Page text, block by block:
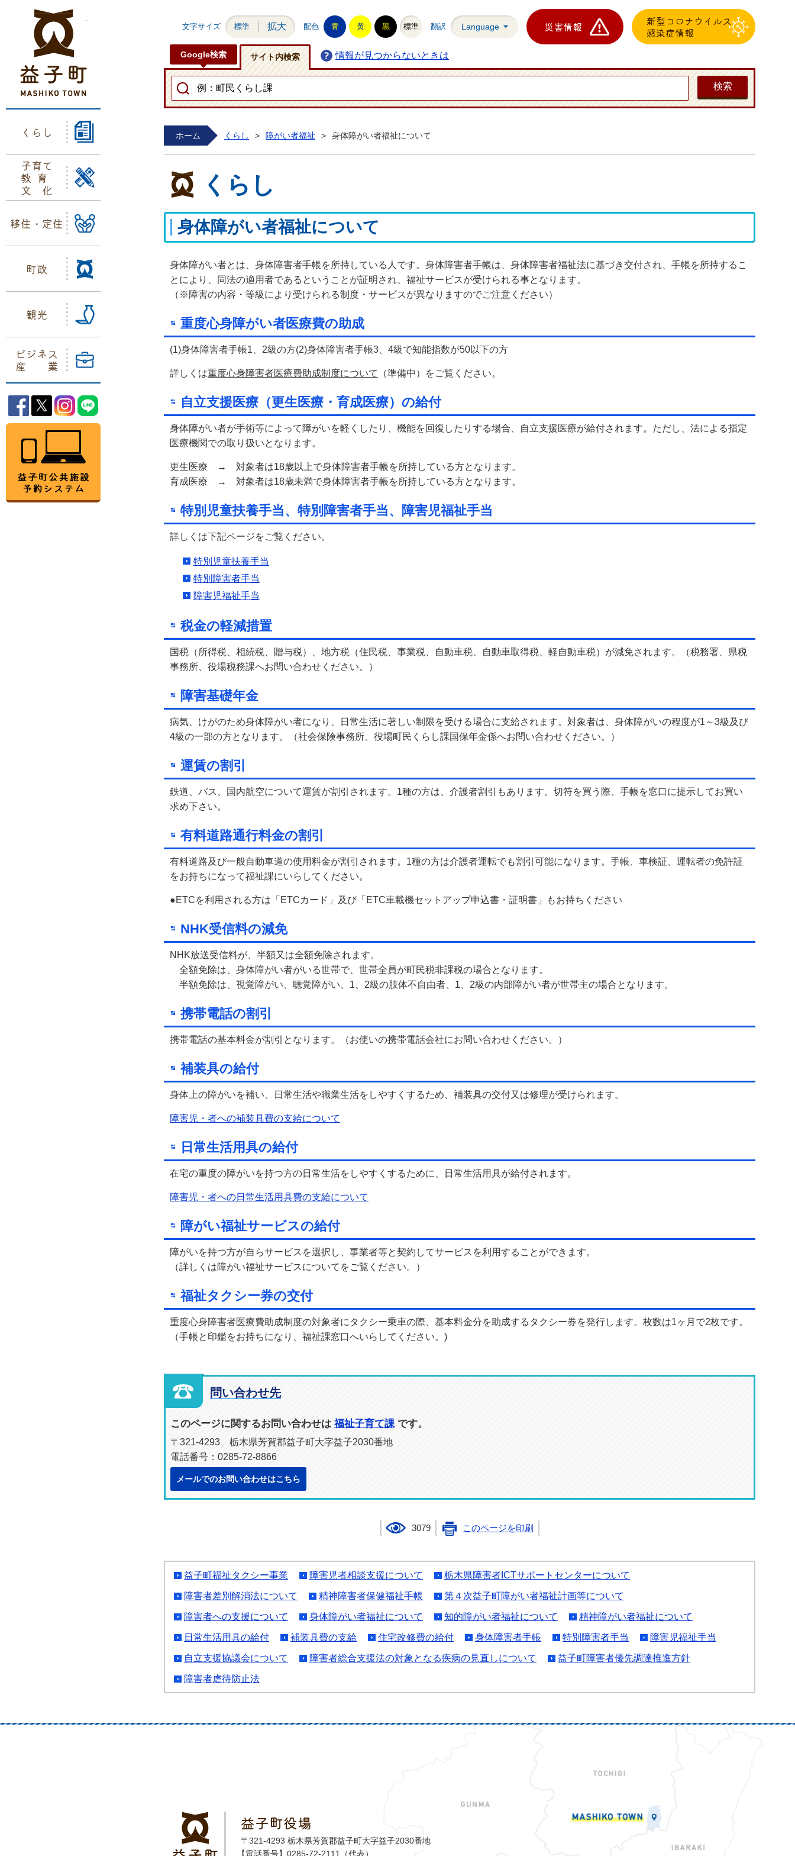
くらし
子育て
教育
文化
移住・定住
町政
観光
ビジネス
産業
益子町Facebook
益子町Twitter
益子町Instagram
益子町公共施設予約システム
文字サイズ 標準 拡大 配色 青 黄 黒 標準 翻訳 Language 災害情報
新型コロナウイルス
感染症情報
Google検索 サイト内検索 情報が見つからないときは
ホーム くらし > 障がい者福祉 > 身体障がい者福祉について
くらし
身体障がい者福祉について
身体障がい者とは、身体障害者手帳を所持している人です。身体障害者手帳は、身体障害者福祉法に基づき交付され、手帳を所持するこ
とにより、同法の適用者であるということが証明され、福祉サービスが受けられる事となります。
（※障害の内容・等級により受けられる制度・サービスが異なりますのでご注意ください）
重度心身障がい者医療費の助成
(1)身体障害者手帳1、2級の方(2)身体障害者手帳3、4級で知能指数が50以下の方
詳しくは重度心身障害者医療費助成制度について （準備中）をご覧ください。
自立支援医療（更生医療・育成医療）の給付
身体障がい者が手術等によって障がいを軽くしたり、機能を回復したりする場合、自立支援医療が給付されます。ただし、法による指定
医療機関での取り扱いとなります。
更生医療 → 対象者は18歳以上で身体障害者手帳を所持している方となります。
育成医療 → 対象者は18歳未満で身体障害者手帳を所持している方となります。
特別児童扶養手当、特別障害者手当、障害児福祉手当
詳しくは下記ページをご覧ください。
特別児童扶養手当
特別障害者手当
障害児福祉手当
税金の軽減措置
国税（所得税、相続税、贈与税）、地方税（住民税、事業税、自動車税、自動車取得税、軽自動車税）が減免されます。（税務署、県税
事務所、役場税務課へお問い合わせください。）
障害基礎年金
病気、けがのため身体障がい者になり、日常生活に著しい制限を受ける場合に支給されます。対象者は、身体障がいの程度が1～3級及び
4級の一部の方となります。（社会保険事務所、役場町民くらし課国保年金係へお問い合わせください。）
運賃の割引
鉄道、バス、国内航空について運賃が割引されます。1種の方は、介護者割引もあります。切符を買う際、手帳を窓口に提示してお買い
求め下さい。
有料道路通行料金の割引
有料道路及び一般自動車道の使用料金が割引されます。1種の方は介護者運転でも割引可能になります。手帳、車検証、運転者の免許証
をお持ちになって福祉課にいらしてください。
●ETCを利用される方は「ETCカード」及び「ETC車載機セットアップ申込書・証明書」もお持ちください
NHK受信料の減免
NHK放送受信料が、半額又は全額免除されます。
全額免除は、身体障がい者がいる世帯で、世帯全員が町民税非課税の場合となります。
半額免除は、視覚障がい、聴覚障がい、1、2級の肢体不自由者、1、2級の内部障がい者が世帯主の場合となります。
携帯電話の割引
携帯電話の基本料金が割引となります。（お使いの携帯電話会社にお問い合わせください。）
補装具の給付
身体上の障がいを補い、日常生活や職業生活をしやすくするため、補装具の交付又は修理が受けられます。
障害児・者への補装具費の支給について
日常生活用具の給付
在宅の重度の障がいを持つ方の日常生活をしやすくするために、日常生活用具が給付されます。
障害児・者への日常生活用具費の支給について
障がい福祉サービスの給付
障がいを持つ方が自らサービスを選択し、事業者等と契約してサービスを利用することができます。
（詳しくは障がい福祉サービスについてをご覧ください。）
福祉タクシー券の交付
重度心身障害者医療費助成制度の対象者にタクシー乗車の際、基本料金分を助成するタクシー券を発行します。枚数は1ヶ月で2枚です。
（手帳と印鑑をお持ちになり、福祉課窓口へいらしてください。)
問い合わせ先
このページに関するお問い合わせは 福祉子育て課 です。
〒321-4293 栃木県芳賀郡益子町大字益子2030番地
電話番号：0285-72-8866
メールでのお問い合わせはこちら
3079 このページを印刷
益子町福祉タクシー事業 障害児者相談支援について 栃木県障害者ICTサポートセンターについて
障害者差別解消法について 精神障害者保健福祉手帳 第４次益子町障がい者福祉計画等について
障害者への支援について 身体障がい者福祉について 知的障がい者福祉について 精神障がい者福祉について
日常生活用具の給付 補装具費の支給 住宅改修費の給付 身体障害者手帳 特別障害者手当 障害児福祉手当
自立支援協議会について 障害者総合支援法の対象となる疾病の見直しについて 益子町障害者優先調達推進方針
障害者虐待防止法
益子町
益子町役場
〒321-4293 栃木県芳賀郡益子町大字益子2030番地
【電話番号】0285-72-2111（代表）